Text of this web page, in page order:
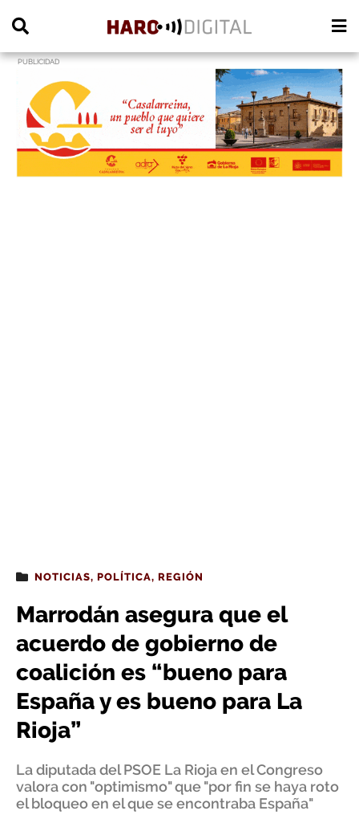
PUBLICIDAD
NOTICIAS, POLÍTICA, REGIÓN
Marrodán asegura que el
acuerdo de gobierno de
coalición es “bueno para
España y es bueno para La
Rioja”
La diputada del PSOE La Rioja en el Congreso
valora con "optimismo" que "por fin se haya roto
el bloqueo en el que se encontraba España"